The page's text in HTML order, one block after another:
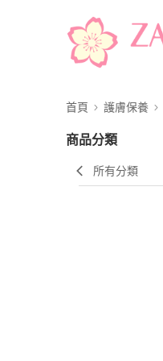
首頁 護膚保養
商品分類
所有分類